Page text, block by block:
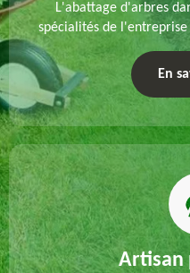
L'abattage d'arbres
spécialités de l'entreprise
un abattage direct ou
des particularités
En
Artisan